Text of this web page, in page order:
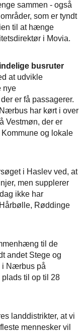
sammen - også
som er tyndt
til at hænge
i Movia.
busruter
at udvikle
nye
er få passagerer.
har kørt i over
Vestmøn, der er
og lokale
i Haslev ved, at
men supplerer
ikke har
Røddinge
til de
andet Stege og
i Nærbus på
til op til 28
landdistrikter, at vi
mennesker vil